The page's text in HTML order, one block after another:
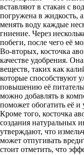
вставляют в стакан с
погружена в жидкость,
менять воду каждые
гниение. Через
побеги, после чего её
Во-вторых, косточка
качестве удобрения.
веществ, таких как
которые способствуют
повышению её
можно добавлять в
поможет обогатить её и
Кроме того, косточка
создания натуральных
утверждают, что
может отпугивать
стоит отметить, что